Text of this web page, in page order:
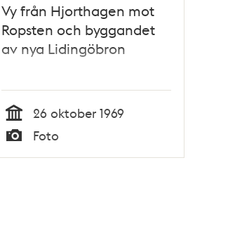
Vy från Hjorthagen mot
Ropsten och byggandet
av nya Lidingöbron
Tid
26 oktober 1969
Typ
Foto